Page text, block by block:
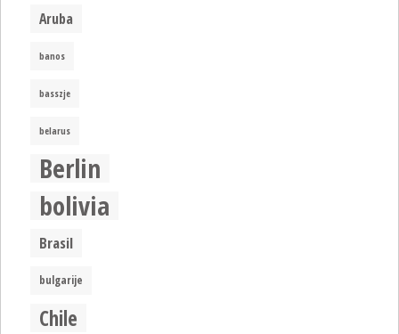
Aruba
banos
basszje
belarus
Berlin
bolivia
Brasil
bulgarije
Chile